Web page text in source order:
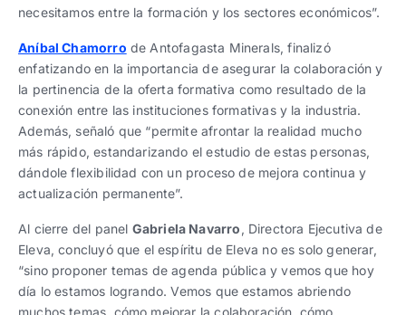
necesitamos entre la formación y los sectores económicos”.
Aníbal Chamorro de Antofagasta Minerals, finalizó
enfatizando en la importancia de asegurar la colaboración y
la pertinencia de la oferta formativa como resultado de la
conexión entre las instituciones formativas y la industria.
Además, señaló que “permite afrontar la realidad mucho
más rápido, estandarizando el estudio de estas personas,
dándole flexibilidad con un proceso de mejora continua y
actualización permanente”.
Al cierre del panel Gabriela Navarro , Directora Ejecutiva de
Eleva, concluyó que el espíritu de Eleva no es solo generar,
“sino proponer temas de agenda pública y vemos que hoy
día lo estamos logrando. Vemos que estamos abriendo
muchos temas, cómo mejorar la colaboración, cómo